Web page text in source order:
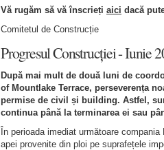
Vă rugăm să vă înscrieți aici dacă
Comitetul de Construcție
Progresul Construcției - Iunie
După mai mult de două luni de
of Mountlake Terrace, perseverența
permise de civil și building. Astfel,
continua până la terminarea ei sau
În perioada imediat următoare
apei provenite din ploi pe suprafețele